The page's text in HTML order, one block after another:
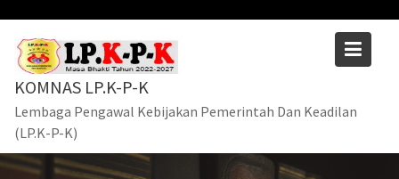
content
KOMNAS LP.K-P-K
Lembaga Pengawal Kebijakan Pemerintah Dan Keadilan
(LP.K-P-K)